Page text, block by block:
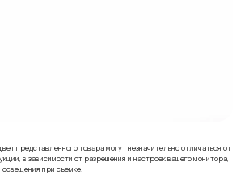
представленного товара могут незначительно отличаться от
в зависимости от разрешения и настроек вашего монитора,
при съемке.